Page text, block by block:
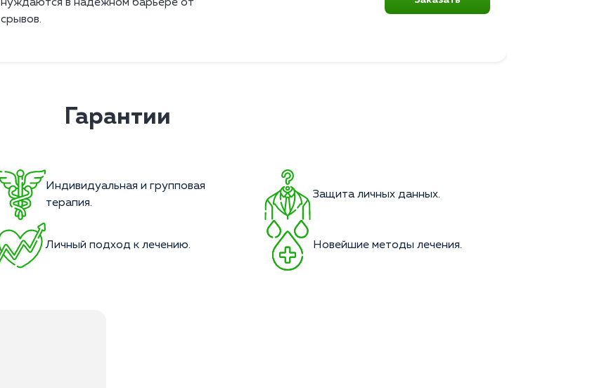
нуждаются в надежном барьере от
срывов.
Гарантии
Индивидуальная и групповая
терапия.
Защита личных данных.
Личный подход к лечению. Новейшие методы лечения.